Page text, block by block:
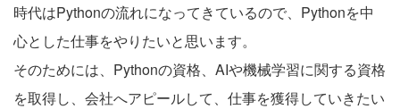
時代はPythonの流れになってきているので、Pythonを中
心とした仕事をやりたいと思います。
そのためには、Pythonの資格、AIや機械学習に関する資格
を取得し、会社へアピールして、仕事を獲得していきたい